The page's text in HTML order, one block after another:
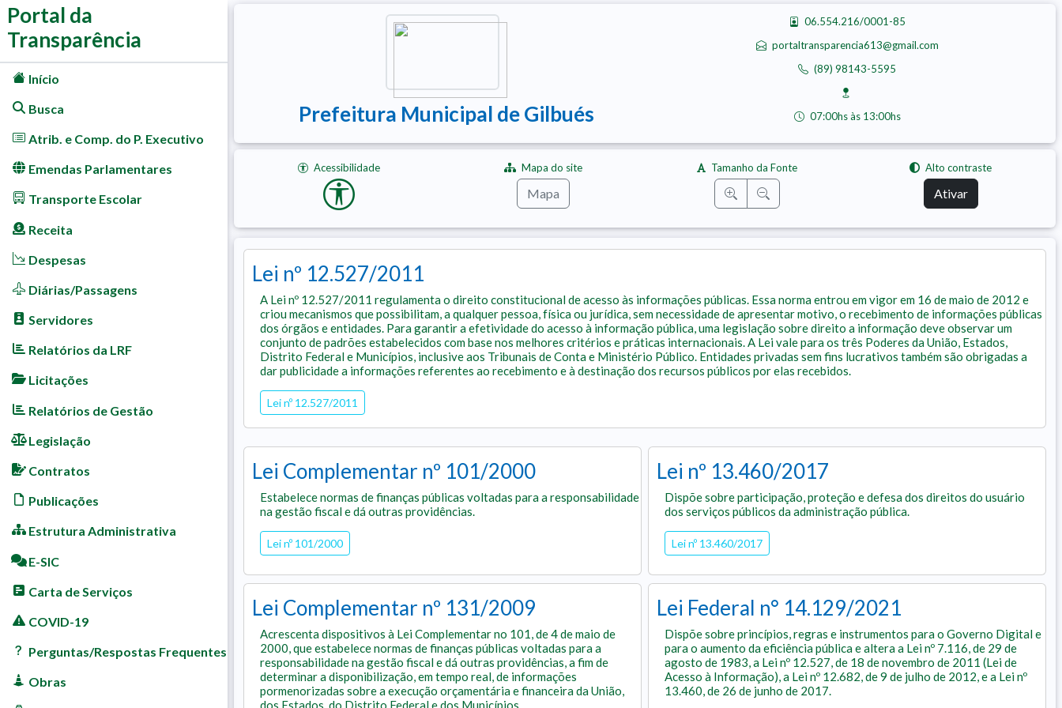
Portal da
Transparência
Início
Busca
Atrib. e Comp. do P. Executivo
Emendas Parlamentares
Transporte Escolar
Receita
Despesas
Diárias/Passagens
Servidores
Relatórios da LRF
Licitações
Relatórios de Gestão
Legislação
Contratos
Publicações
Estrutura Administrativa
E-SIC
Carta de Serviços
COVID-19
Perguntas/Respostas Frequentes
Obras
Prefeitura Municipal de Gilbués
06.554.216/0001-85
portaltransparencia613@gmail.com
(89) 98143-5595
07:00hs às 13:00hs
Acessibilidade Mapa do site
Mapa
Tamanho da Fonte Alto contraste
Ativar
Lei nº 12.527/2011
A Lei nº 12.527/2011 regulamenta o direito constitucional de acesso às informações públicas. Essa norma entrou em vigor em 16 de maio de 2012 e
criou mecanismos que possibilitam, a qualquer pessoa, física ou jurídica, sem necessidade de apresentar motivo, o recebimento de informações públicas
dos órgãos e entidades. Para garantir a efetividade do acesso à informação pública, uma legislação sobre direito a informação deve observar um
conjunto de padrões estabelecidos com base nos melhores critérios e práticas internacionais. A Lei vale para os três Poderes da União, Estados,
Distrito Federal e Municípios, inclusive aos Tribunais de Conta e Ministério Público. Entidades privadas sem fins lucrativos também são obrigadas a
dar publicidade a informações referentes ao recebimento e à destinação dos recursos públicos por elas recebidos.
Lei nº 12.527/2011
Lei Complementar nº 101/2000
Estabelece normas de finanças públicas voltadas para a responsabilidade
na gestão fiscal e dá outras providências.
Lei nº 101/2000
Lei nº 13.460/2017
Dispõe sobre participação, proteção e defesa dos direitos do usuário
dos serviços públicos da administração pública.
Lei nº 13.460/2017
Lei Complementar nº 131/2009
Acrescenta dispositivos à Lei Complementar no 101, de 4 de maio de
2000, que estabelece normas de finanças públicas voltadas para a
responsabilidade na gestão fiscal e dá outras providências, a fim de
determinar a disponibilização, em tempo real, de informações
pormenorizadas sobre a execução orçamentária e financeira da União,
dos Estados, do Distrito Federal e dos Municípios.
Lei Federal n° 14.129/2021
Dispõe sobre princípios, regras e instrumentos para o Governo Digital e
para o aumento da eficiência pública e altera a Lei nº 7.116, de 29 de
agosto de 1983, a Lei nº 12.527, de 18 de novembro de 2011 (Lei de
Acesso à Informação), a Lei nº 12.682, de 9 de julho de 2012, e a Lei nº
13.460, de 26 de junho de 2017.